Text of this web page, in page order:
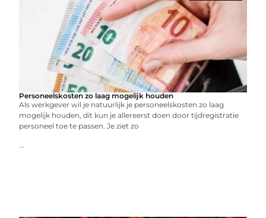
Personeelskosten zo laag mogelijk houden
Als werkgever wil je natuurlijk je personeelskosten zo laag
mogelijk houden, dit kun je allereerst doen door tijdregistratie
personeel toe te passen. Je ziet zo
...